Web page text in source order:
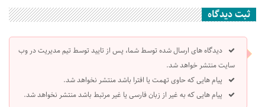
ثبت دیدگاه
دیدگاه های ارسال شده توسط شما، پس از تایید توسط تیم مدیریت در وب
سایت منتشر خواهد شد.
پیام هایی که حاوی تهمت یا افترا باشد منتشر نخواهد شد.
پیام هایی که به غیر از زبان فارسی یا غیر مرتبط باشد منتشر نخواهد شد.